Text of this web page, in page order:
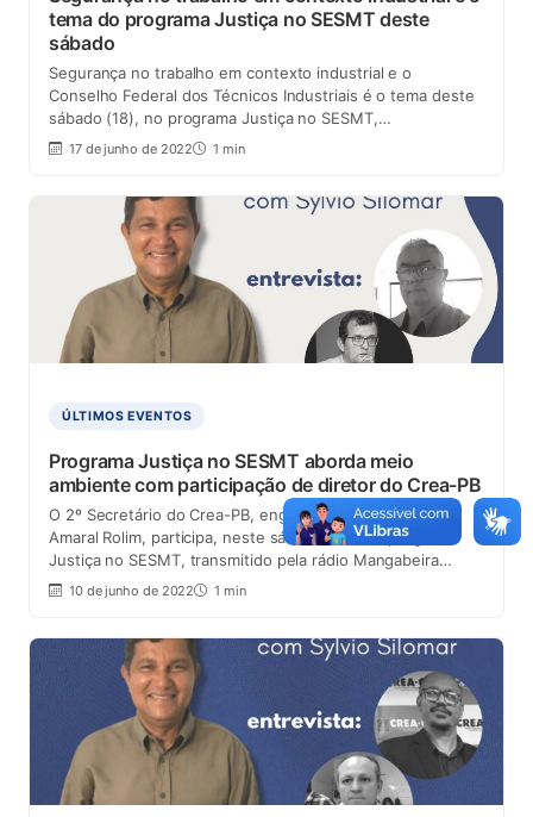
tema do programa Justiça no SESMT deste
sábado
Segurança no trabalho em contexto industrial e o
Conselho Federal dos Técnicos Industriais é o tema deste
sábado (18), no programa Justiça no SESMT,…
17 de junho de 2022 1 min
ÚLTIMOS EVENTOS
Programa Justiça no SESMT aborda meio
ambiente com participação de diretor do Crea-PB
O 2º Secretário do Crea-PB, eng. mec./seg. trab. Ieure
Amaral Rolim, participa, neste sábado (10), do programa
Justiça no SESMT, transmitido pela rádio Mangabeira…
10 de junho de 2022 1 min